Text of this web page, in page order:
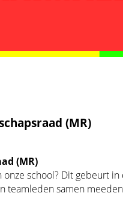
(MR)
(MR)
school? Dit gebeurt in
teamleden samen